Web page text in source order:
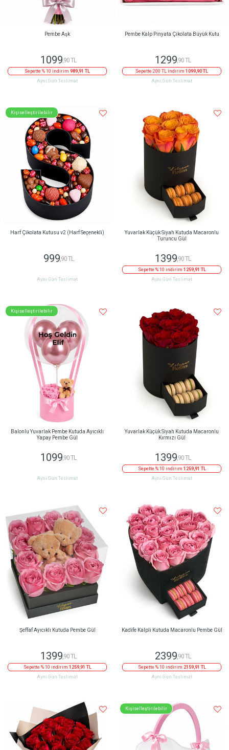
Pembe Aşk
1099,90 TL
Sepette % 10 indirim 989,91 TL
Aynı Gün Teslimat
Pembe Kalp Pinyata Çikolata Büyük Kutu
1299,90 TL
Sepette 200 TL indirim 1099,90 TL
Aynı Gün Teslimat
Kişiselleştirilebilir
Harf Çikolata Kutusu v2 (Harf Seçenekli)
999,90 TL
Aynı Gün Teslimat
Yuvarlak Küçük Siyah Kutuda Macaronlu
Turuncu Gül
1399,90 TL
Sepette % 10 indirim 1259,91 TL
Aynı Gün Teslimat
Kişiselleştirilebilir
Balonlu Yuvarlak Pembe Kutuda Ayıcıklı
Yapay Pembe Gül
1099 ,90 TL
Aynı Gün Teslimat
Yuvarlak Küçük Siyah Kutuda Macaronlu
Kırmızı Gül
1399 ,90 TL
Sepette % 10 indirim 1259,91 TL
Aynı Gün Teslimat
Şeffaf Ayıcıklı Kutuda Pembe Gül
1399,90 TL
Sepette % 10 indirim 1259,91 TL
Aynı Gün Teslimat
Kadife Kalpli Kutuda Macaronlu Pembe Gül
2399,90 TL
Sepette % 10 indirim 2159,91 TL
Aynı Gün Teslimat
Kişiselleştirilebilir